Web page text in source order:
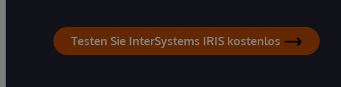
Testen Sie InterSystems IRIS kostenlos